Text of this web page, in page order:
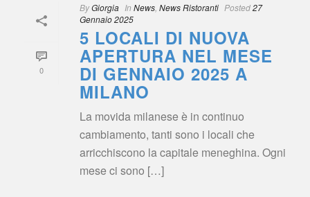
0
ByGiorgia In New News Ristoranti Posted27
Gennaio 2025
5 LOCALI DI NUOVA
APERTURA NEL MESE
DI GENNAIO 2025 A
MILANO
La movida milanese è in continuo
cambiamento, tanti sono i locali che
arricchiscono la capitale meneghina. Ogni
mese ci sono […]